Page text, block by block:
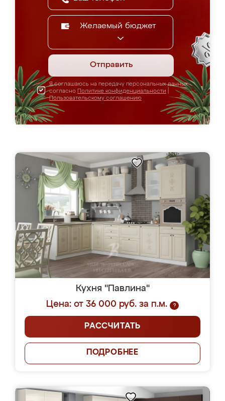
Желаемый бюджет
Отправить
Я соглашаюсь на передачу персональных данных
согласно Политике конфиденциальности
Пользовательскому соглашению
Кухня "Павлина"
Цена: от 36 000 руб. за п.м.
?
РАССЧИТАТЬ
ПОДРОБНЕЕ